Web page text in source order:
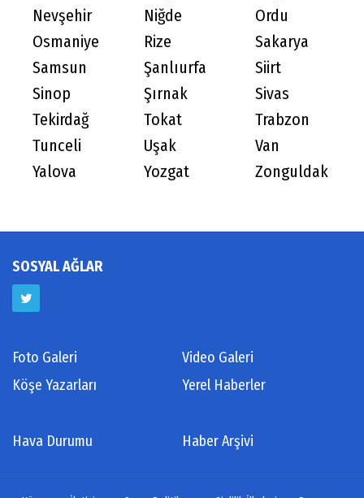
Nevşehir
Niğde
Ordu
Osmaniye
Rize
Sakarya
Samsun
Şanlıurfa
Siirt
Sinop
Şırnak
Sivas
Tekirdağ
Tokat
Trabzon
Tunceli
Uşak
Van
Yalova
Yozgat Zonguldak
SOSYAL AĞLAR
Foto Galeri
Video Galeri
Köşe Yazarları
Yerel Haberler
Hava Durumu Haber Arşivi